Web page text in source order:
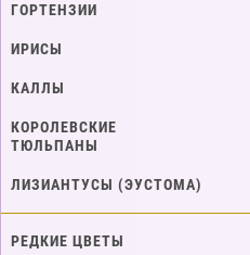
ГОРТЕНЗИИ
ИРИСЫ
КАЛЛЫ
КОРОЛЕВСКИЕ
ТЮЛЬПАНЫ
ЛИЗИАНТУСЫ (ЭУСТОМА)
РЕДКИЕ ЦВЕТЫ